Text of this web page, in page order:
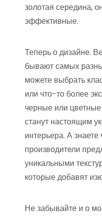
золотая середина,
эффективные.
Теперь о дизайне.
бывают самых
можете выбрать
или что-то более
черные или
станут настоящим
интерьера. А
производители
уникальными
которые добавят
Не забывайте и о